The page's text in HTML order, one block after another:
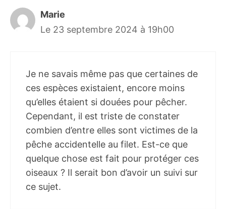
Marie
Le 23 septembre 2024 à 19h00
Je ne savais même pas que certaines de
ces espèces existaient, encore moins
qu’elles étaient si douées pour pêcher.
Cependant, il est triste de constater
combien d’entre elles sont victimes de la
pêche accidentelle au filet. Est-ce que
quelque chose est fait pour protéger ces
oiseaux ? Il serait bon d’avoir un suivi sur
ce sujet.